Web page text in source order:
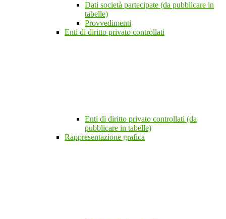
Dati società partecipate (da pubblicare in
tabelle)
Provvedimenti
Enti di diritto privato controllati
Enti di diritto privato controllati (da
pubblicare in tabelle)
Rappresentazione grafica